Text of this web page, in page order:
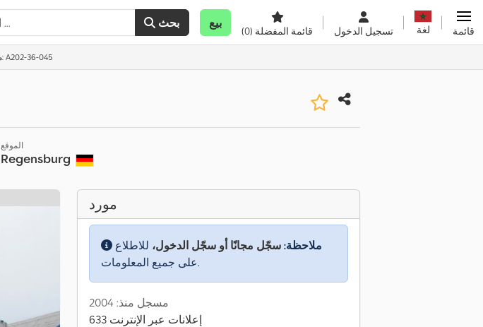
بحث بيع
قائمة المفضلة (0) تسجيل الدخول لغة قائمة
معرّف الإعلان: A202-36-045
الموقع
Regensburg
مورد
ملاحظة: سجّل مجانًا أو سجّل الدخول، للاطلاع
على جميع المعلومات.
مسجل منذ: 2004
633 إعلانات عبر الإنترنت